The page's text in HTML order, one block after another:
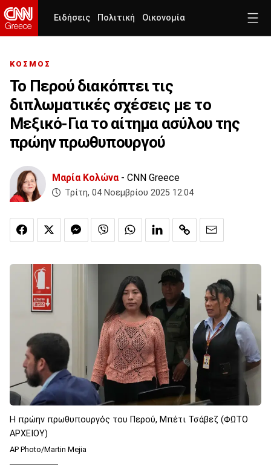
Ειδήσεις Πολιτική Οικονομία
ΚΟΣΜΟΣ
Το Περού διακόπτει τις
διπλωματικές σχέσεις με το
Μεξικό-Για το αίτημα ασύλου της
πρώην πρωθυπουργού
Μαρία Κολώνα- CNN Greece
Τρίτη, 04 Νοεμβρίου 2025 12:04
H πρώην πρωθυπουργός του Περού, Μπέτι Τσάβεζ (ΦΩΤΟ
ΑΡΧΕΙΟΥ)
AP Photo/Martin Mejia